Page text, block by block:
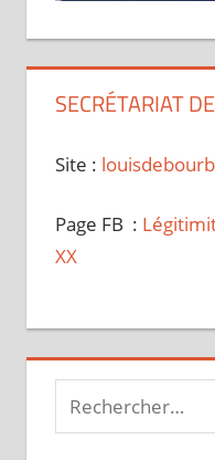
SECRÉTARIAT
Site :
Page FB :
XX
Recherche
pour :